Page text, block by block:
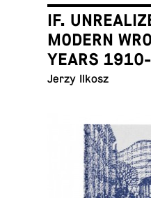
IF.
MODERN
YEARS
Jerzy Ilkosz